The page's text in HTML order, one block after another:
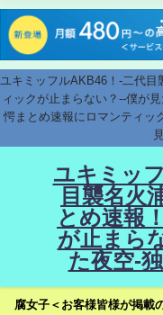
ユキミッフルAKB46！-二代
ィックが止まらない？--僕が
愕まとめ速報にロマンティッ
ユキミッ
目襲名火
とめ速報
が止まら
た夜空-
腐女子＜お客様皆様が掲載